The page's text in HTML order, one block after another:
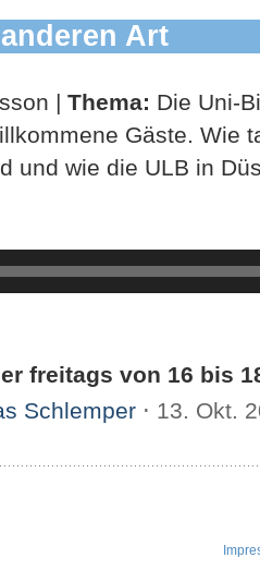
Art
| Thema: Die Uni-
Gäste. Wie
und wie die ULB in
freitags von 16 bis
Schlemper ⋅ 13. Okt.